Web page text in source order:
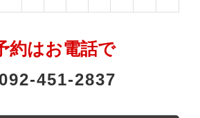
約はお電話で
092-451-2837